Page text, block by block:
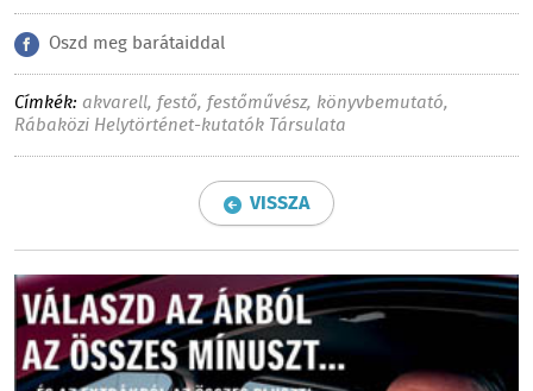
Oszd meg barátaiddal
Címkék: akvarell,festő,festőművész, könyvbemutató,
Rábaközi Helytörténet-kutatók Társulata
VISSZA